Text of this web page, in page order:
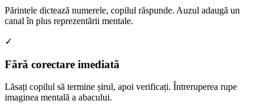
Părintele dictează numerele, copilul răspunde. Auzul adaugă un
canal în plus reprezentării mentale.
✓
Fără corectare imediată
Lăsați copilul să termine șirul, apoi verificați. Întreruperea rupe
imaginea mentală a abacului.